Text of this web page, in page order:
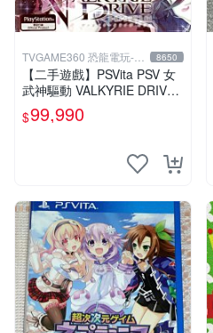
TVGAME360 恐龍電玩-台
中店
8650
【二手遊戲】PSVita PSV 女
武神驅動 VALKYRIE DRIVE
日文版【台中恐龍電玩】
$99,990